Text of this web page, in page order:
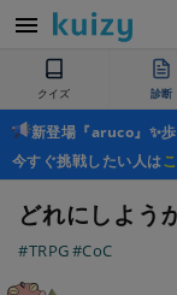
クイズ 診断
新登場『aruco』✨
今すぐ挑戦したい人は
どれにしよう
#TRPG#CoC